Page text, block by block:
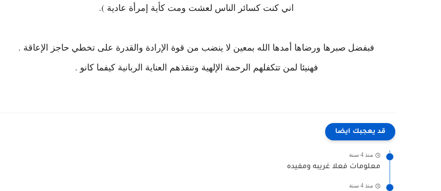
اني كنت كسائر الناس لعشت ومت كأية إمرأة عادية ).
فبفضل صبرها ورضاها أمدها الله بمعين لا ينضب من قوة الإرادة والقدرة على تخطي حاجز الإعاقة .
فهنيئا لمن تتكفلهم الرحمة الإلهية وتنقذهم العناية الربانية كيفما كانو .
قد يعجبك ايضا
منذ 4 سنة
معلومات فعلا غريبه ومفيده
منذ 4 سنة